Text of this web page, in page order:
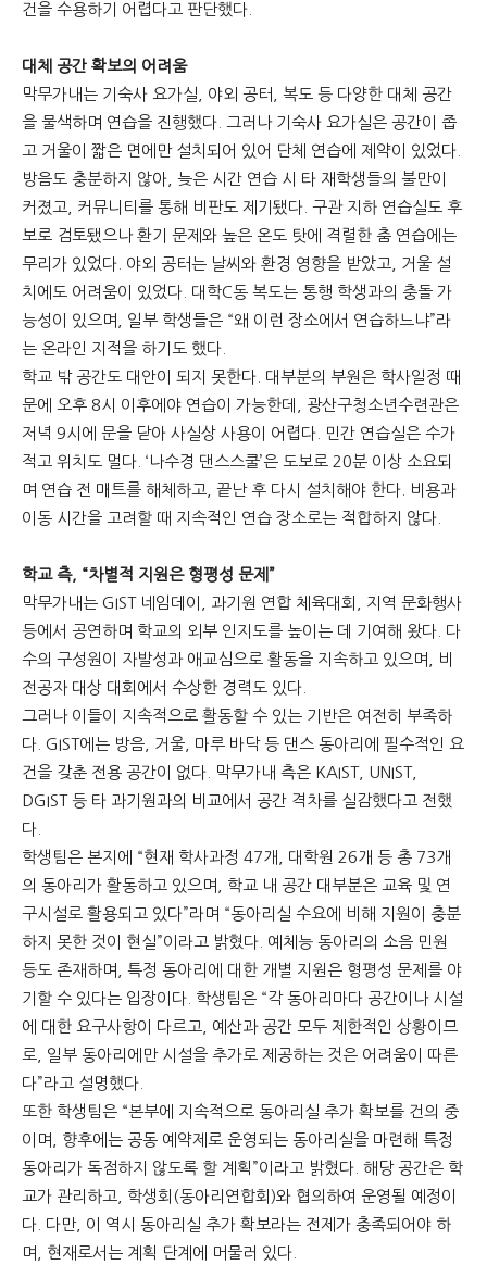
건을 수용하기 어렵다고 판단했다.
대체 공간 확보의 어려움
막무가내는 기숙사 요가실, 야외 공터, 복도 등 다양한 대체 공간
을 물색하며 연습을 진행했다. 그러나 기숙사 요가실은 공간이 좁
고 거울이 짧은 면에만 설치되어 있어 단체 연습에 제약이 있었다.
방음도 충분하지 않아, 늦은 시간 연습 시 타 재학생들의 불만이
커졌고, 커뮤니티를 통해 비판도 제기됐다. 구관 지하 연습실도 후
보로 검토됐으나 환기 문제와 높은 온도 탓에 격렬한 춤 연습에는
무리가 있었다. 야외 공터는 날씨와 환경 영향을 받았고, 거울 설
치에도 어려움이 있었다. 대학C동 복도는 통행 학생과의 충돌 가
능성이 있으며, 일부 학생들은 “왜 이런 장소에서 연습하느냐”라
는 온라인 지적을 하기도 했다.
학교 밖 공간도 대안이 되지 못한다. 대부분의 부원은 학사일정 때
문에 오후 8시 이후에야 연습이 가능한데, 광산구청소년수련관은
저녁 9시에 문을 닫아 사실상 사용이 어렵다. 민간 연습실은 수가
적고 위치도 멀다. ‘나수경 댄스스쿨’은 도보로 20분 이상 소요되
며 연습 전 매트를 해체하고, 끝난 후 다시 설치해야 한다. 비용과
이동 시간을 고려할 때 지속적인 연습 장소로는 적합하지 않다.
학교 측, “차별적 지원은 형평성 문제”
막무가내는 GIST 네임데이, 과기원 연합 체육대회, 지역 문화행사
등에서 공연하며 학교의 외부 인지도를 높이는 데 기여해 왔다. 다
수의 구성원이 자발성과 애교심으로 활동을 지속하고 있으며, 비
전공자 대상 대회에서 수상한 경력도 있다.
그러나 이들이 지속적으로 활동할 수 있는 기반은 여전히 부족하
다. GIST에는 방음, 거울, 마루 바닥 등 댄스 동아리에 필수적인 요
건을 갖춘 전용 공간이 없다. 막무가내 측은 KAIST, UNIST,
DGIST 등 타 과기원과의 비교에서 공간 격차를 실감했다고 전했
다.
학생팀은 본지에 “현재 학사과정 47개, 대학원 26개 등 총 73개
의 동아리가 활동하고 있으며, 학교 내 공간 대부분은 교육 및 연
구시설로 활용되고 있다”라며 “동아리실 수요에 비해 지원이 충분
하지 못한 것이 현실”이라고 밝혔다. 예체능 동아리의 소음 민원
등도 존재하며, 특정 동아리에 대한 개별 지원은 형평성 문제를 야
기할 수 있다는 입장이다. 학생팀은 “각 동아리마다 공간이나 시설
에 대한 요구사항이 다르고, 예산과 공간 모두 제한적인 상황이므
로, 일부 동아리에만 시설을 추가로 제공하는 것은 어려움이 따른
다”라고 설명했다.
또한 학생팀은 “본부에 지속적으로 동아리실 추가 확보를 건의 중
이며, 향후에는 공동 예약제로 운영되는 동아리실을 마련해 특정
동아리가 독점하지 않도록 할 계획”이라고 밝혔다. 해당 공간은 학
교가 관리하고, 학생회(동아리연합회)와 협의하여 운영될 예정이
다. 다만, 이 역시 동아리실 추가 확보라는 전제가 충족되어야 하
며, 현재로서는 계획 단계에 머물러 있다.